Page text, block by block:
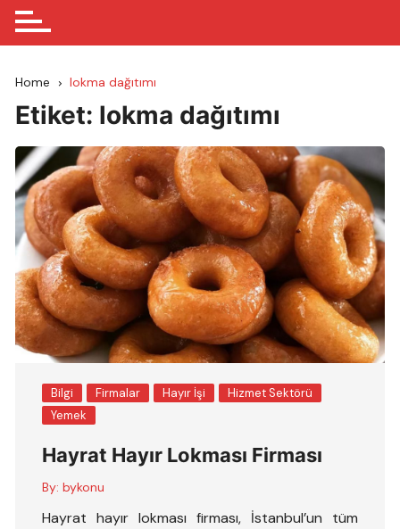
Home lokma dağıtımı
Etiket: lokma dağıtımı
Bilgi Firmalar Hayır İşi
Hizmet Sektörü
Yemek
Hayrat Hayır Lokması Firması
By: bykonu
Hayrat hayır lokması firması, İstanbul’un tüm